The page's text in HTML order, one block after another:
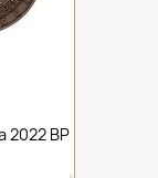
2022 BP